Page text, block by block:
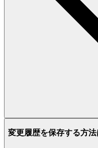
変更履歴を保存する方法